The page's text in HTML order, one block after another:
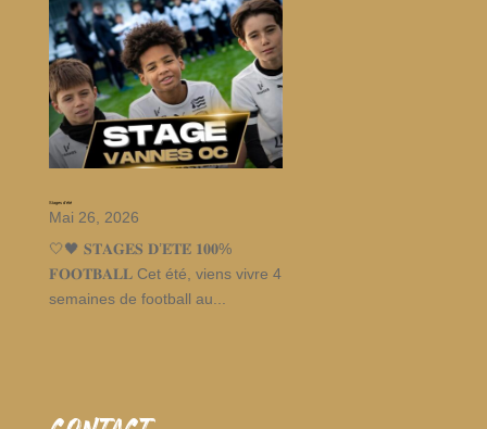
Stages d’été
Mai 26, 2026
🤍🖤 𝐒𝐓𝐀𝐆𝐄𝐒 𝐃’𝐄́𝐓𝐄́ 𝟏𝟎𝟎%
𝐅𝐎𝐎𝐓𝐁𝐀𝐋𝐋 Cet été, viens vivre 4
semaines de football au...